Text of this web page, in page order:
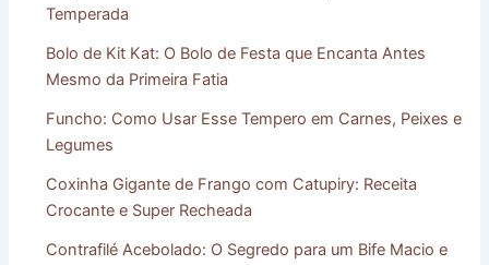
Temperada
Bolo de Kit Kat: O Bolo de Festa que Encanta Antes
Mesmo da Primeira Fatia
Funcho: Como Usar Esse Tempero em Carnes, Peixes e
Legumes
Coxinha Gigante de Frango com Catupiry: Receita
Crocante e Super Recheada
Contrafilé Acebolado: O Segredo para um Bife Macio e